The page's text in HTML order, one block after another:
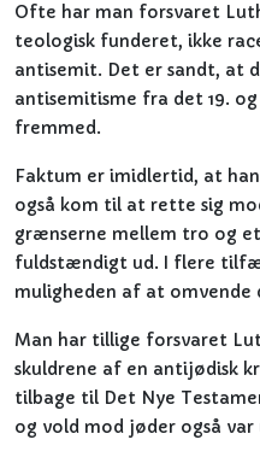
Ofte har man forsvaret
teologisk funderet, ikke
antisemit. Det er sandt, at
antisemitisme fra det 19.
fremmed.
Faktum er imidlertid, at
også kom til at rette sig
grænserne mellem tro og
fuldstændigt ud. I flere
muligheden af at omvende
Man har tillige forsvaret
skuldrene af en antijødisk
tilbage til Det Nye
og vold mod jøder også